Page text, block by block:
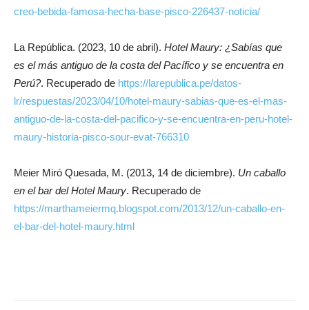
creo-bebida-famosa-hecha-base-pisco-226437-noticia/
La República. (2023, 10 de abril). Hotel Maury: ¿Sabías que
es el más antiguo de la costa del Pacífico y se encuentra en
Perú?. Recuperado de https://larepublica.pe/datos-
lr/respuestas/2023/04/10/hotel-maury-sabias-que-es-el-mas-
antiguo-de-la-costa-del-pacifico-y-se-encuentra-en-peru-hotel-
maury-historia-pisco-sour-evat-766310
Meier Miró Quesada, M. (2013, 14 de diciembre). Un caballo
en el bar del Hotel Maury. Recuperado de
https://marthameiermq.blogspot.com/2013/12/un-caballo-en-
el-bar-del-hotel-maury.html